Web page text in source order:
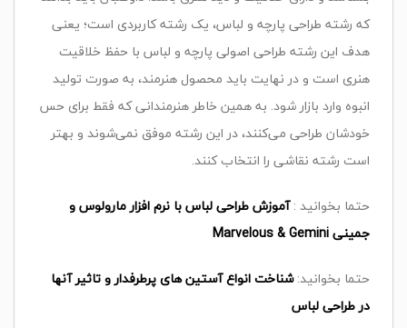
که‌ رشته‌ طراحی‌ پارچه‌ و لباس‌، یک‌ رشته‌ کاربردی‌ است؛‌ یعنی‌
هدف‌ این‌ رشته‌ طراحی‌ اصولی‌ پارچه‌ و لباس‌ با حفظ‌ خلاقیت‌
هنری‌ است و در نهایت‌ باید محصول‌ هنرمند، به‌ صورت‌ تولید
انبوه‌ وارد بازار شود. به‌ همین‌ خاطر هنرمندانی‌ که‌ فقط‌ برای‌ حس‌
خودشان‌ طراحی‌ می‌کنند، در این‌ رشته‌ موفق‌ نمی‌شوند و بهتر
است‌ رشته‌ نقاشی‌ را انتخاب‌ کنند.
حتما بخوانید :آموزش طراحی لباس با نرم افزار مارولوس و
جمینی Marvelous & Gemini
حتما بخوانید:شناخت انواع آستین های پرطرفدار و تاثیر آنها
در طراحی لباس